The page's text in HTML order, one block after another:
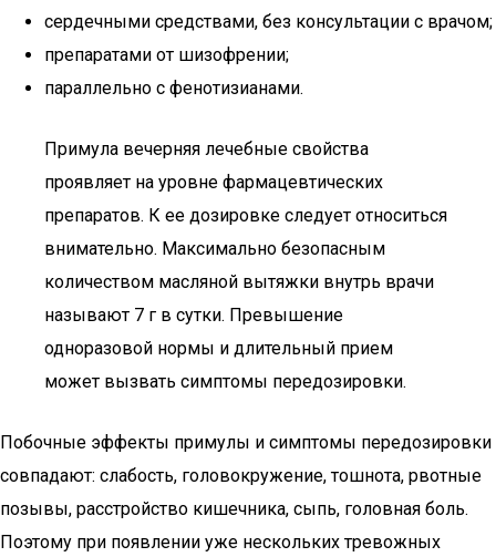
сердечными средствами, без консультации с врачом;
препаратами от шизофрении;
параллельно с фенотизианами.
Примула вечерняя лечебные свойства
проявляет на уровне фармацевтических
препаратов. К ее дозировке следует относиться
внимательно. Максимально безопасным
количеством масляной вытяжки внутрь врачи
называют 7 г в сутки. Превышение
одноразовой нормы и длительный прием
может вызвать симптомы передозировки.
Побочные эффекты примулы и симптомы передозировки
совпадают: слабость, головокружение, тошнота, рвотные
позывы, расстройство кишечника, сыпь, головная боль.
Поэтому при появлении уже нескольких тревожных